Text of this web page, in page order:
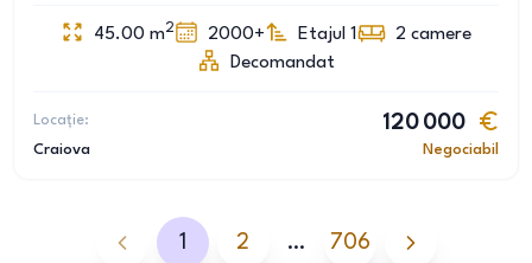
45.00 m2 2000+ Etajul 1 2 camere
Decomandat
Locație:
Craiova
120 000
Negociabil
1 2 … 706